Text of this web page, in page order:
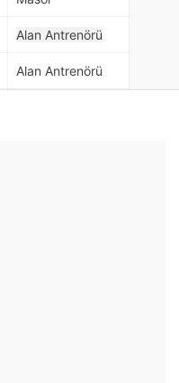
Alan Antrenörü
Alan Antrenörü